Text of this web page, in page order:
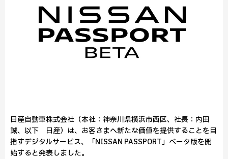
日産自動車株式会社（本社：神奈川県横浜市西区、社長：内田
誠、以下 日産）は、お客さまへ新たな価値を提供することを目
指すデジタルサービス、「NISSAN PASSPORT」ベータ版を開
始すると発表しました。